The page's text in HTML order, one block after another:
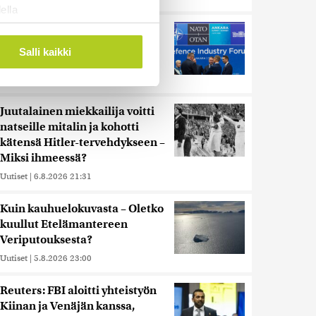
. Voit muuttaa
alan
tietoja muihin tietoihin, joita
siirtää ulkomaille.
Salli kaikki
vuosikymmenen jäljessä
Juutalainen miekkailija voitti
natseille mitalin ja kohotti
kätensä Hitler-tervehdykseen –
Miksi ihmeessä?
Uutiset | 6.8.2026 21:31
Kuin kauhuelokuvasta – Oletko
kuullut Etelämantereen
Veriputouksesta?
Uutiset | 5.8.2026 23:00
Reuters: FBI aloitti yhteistyön
Kiinan ja Venäjän kanssa,